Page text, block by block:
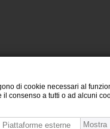
di cookie necessari al
consenso a tutti o ad alcuni
Piattaforme esterne Mostra